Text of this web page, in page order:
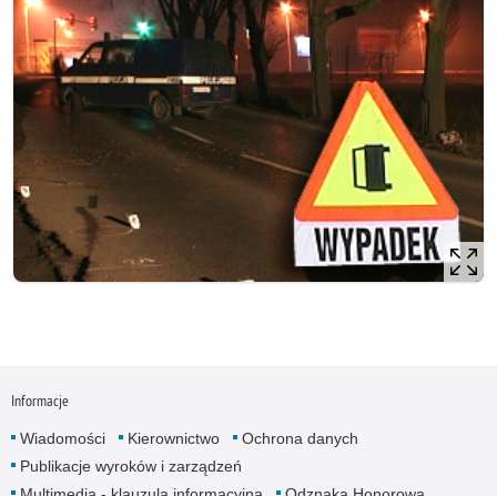
Informacje
Wiadomości Kierownictwo
Ochrona danych
Publikacje wyroków i zarządzeń